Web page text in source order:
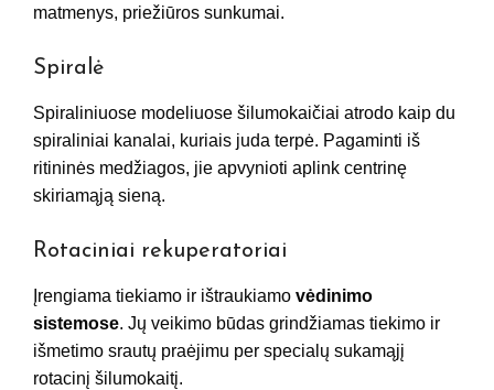
matmenys, priežiūros sunkumai.
Spiralė
Spiraliniuose modeliuose šilumokaičiai atrodo kaip du
spiraliniai kanalai, kuriais juda terpė. Pagaminti iš
ritininės medžiagos, jie apvynioti aplink centrinę
skiriamąją sieną.
Rotaciniai rekuperatoriai
Įrengiama tiekiamo ir ištraukiamo vėdinimo
sistemose. Jų veikimo būdas grindžiamas tiekimo ir
išmetimo srautų praėjimu per specialų sukamąjį
rotacinį šilumokaitį.